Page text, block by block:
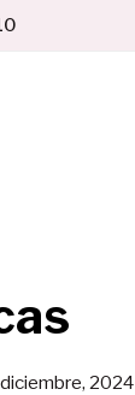
2024